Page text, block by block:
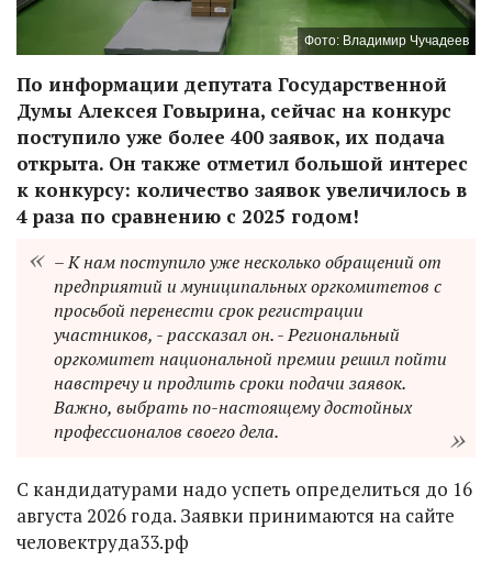
Фото: Владимир Чучадеев
По информации депутата Государственной
Думы Алексея Говырина, сейчас на конкурс
поступило уже более 400 заявок, их подача
открыта. Он также отметил большой интерес
к конкурсу: количество заявок увеличилось в
4 раза по сравнению с 2025 годом!
– К нам поступило уже несколько обращений от
предприятий и муниципальных оргкомитетов с
просьбой перенести срок регистрации
участников, - рассказал он. - Региональный
оргкомитет национальной премии решил пойти
навстречу и продлить сроки подачи заявок.
Важно, выбрать по-настоящему достойных
профессионалов своего дела.
С кандидатурами надо успеть определиться до 16
августа 2026 года. Заявки принимаются на сайте
человектруда33.рф